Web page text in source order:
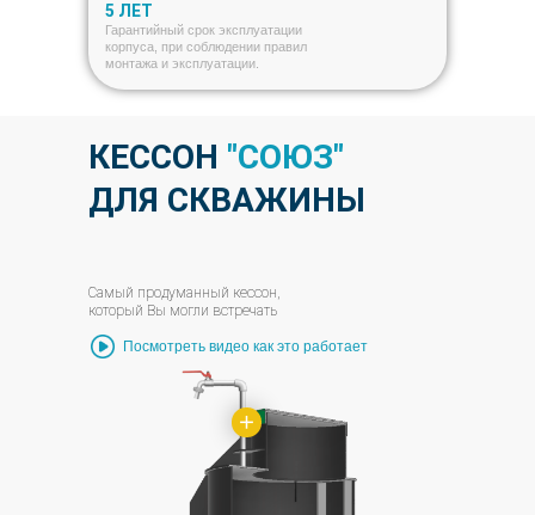
Гарантийный срок эксплуатации
корпуса, при соблюдении правил
монтажа и эксплуатации.
5 ЛЕТ
КЕССОН "СОЮЗ"
ДЛЯ СКВАЖИНЫ
Самый продуманный кессон,
который Вы могли встречать
Посмотреть видео как это работает